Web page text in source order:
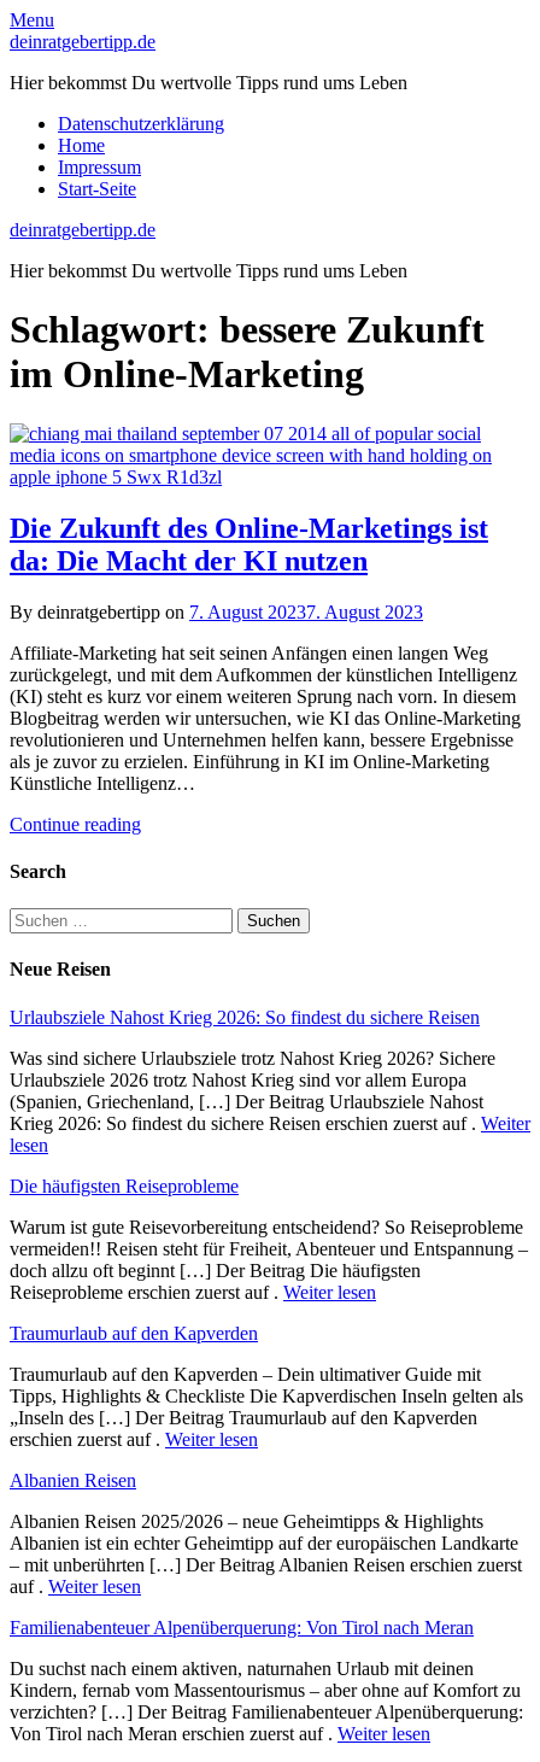
Skip
to
Menu
deinratgebertipp.de
Hier bekommst Du wertvolle Tipps rund ums Leben
Datenschutzerklärung
Home
Impressum
Start-Seite
deinratgebertipp.de
Hier bekommst Du wertvolle Tipps rund ums Leben
Schlagwort: bessere Zukunft
im Online-Marketing
Die Zukunft des Online-Marketings ist
da: Die Macht der KI nutzen
By deinratgebertipp on 7. August 20237. August 2023
Affiliate-Marketing hat seit seinen Anfängen einen langen Weg
zurückgelegt, und mit dem Aufkommen der künstlichen Intelligenz
(KI) steht es kurz vor einem weiteren Sprung nach vorn. In diesem
Blogbeitrag werden wir untersuchen, wie KI das Online-Marketing
revolutionieren und Unternehmen helfen kann, bessere Ergebnisse
als je zuvor zu erzielen. Einführung in KI im Online-Marketing
Künstliche Intelligenz…
Continue reading
Search
Suchen
nach:
Neue Reisen
Urlaubsziele Nahost Krieg 2026: So findest du sichere Reisen
Was sind sichere Urlaubsziele trotz Nahost Krieg 2026? Sichere
Urlaubsziele 2026 trotz Nahost Krieg sind vor allem Europa
(Spanien, Griechenland, […] Der Beitrag Urlaubsziele Nahost
Krieg 2026: So findest du sichere Reisen erschien zuerst auf . Weiter
lesen
Die häufigsten Reiseprobleme
Warum ist gute Reisevorbereitung entscheidend? So Reiseprobleme
vermeiden!! Reisen steht für Freiheit, Abenteuer und Entspannung –
doch allzu oft beginnt […] Der Beitrag Die häufigsten
Reiseprobleme erschien zuerst auf . Weiter lesen
Traumurlaub auf den Kapverden
Traumurlaub auf den Kapverden – Dein ultimativer Guide mit
Tipps, Highlights & Checkliste Die Kapverdischen Inseln gelten als
„Inseln des […] Der Beitrag Traumurlaub auf den Kapverden
erschien zuerst auf . Weiter lesen
Albanien Reisen
Albanien Reisen 2025/2026 – neue Geheimtipps & Highlights
Albanien ist ein echter Geheimtipp auf der europäischen Landkarte
– mit unberührten […] Der Beitrag Albanien Reisen erschien zuerst
auf . Weiter lesen
Familienabenteuer Alpenüberquerung: Von Tirol nach Meran
Du suchst nach einem aktiven, naturnahen Urlaub mit deinen
Kindern, fernab vom Massentourismus – aber ohne auf Komfort zu
verzichten? […] Der Beitrag Familienabenteuer Alpenüberquerung:
Von Tirol nach Meran erschien zuerst auf . Weiter lesen